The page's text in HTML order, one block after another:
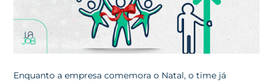
Enquanto a empresa comemora o Natal, o time já